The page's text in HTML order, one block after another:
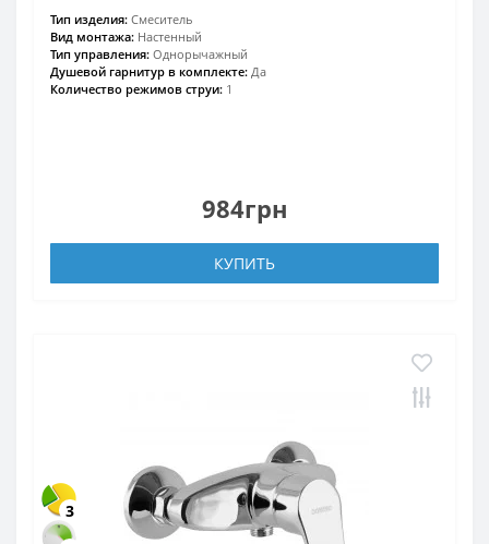
Тип изделия: Смеситель
Вид монтажа: Настенный
Тип управления: Однорычажный
Душевой гарнитур в комплекте: Да
Количество режимов струи: 1
984грн
КУПИТЬ
3